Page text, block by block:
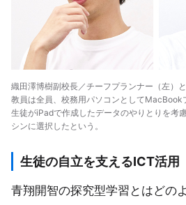
織田澤博樹副校長／チーフプランナー（左）
教員は全員、校務用パソコンとしてMacBook
生徒がiPadで作成したデータのやりとりを考
シンに選択したという。
生徒の自立を支えるICT活用
青翔開智の探究型学習とはどの